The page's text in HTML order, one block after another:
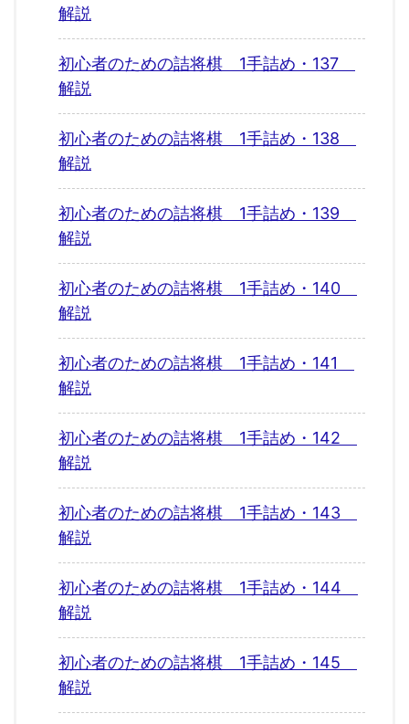
解説
初心者のための詰将棋 1手詰め・137
解説
初心者のための詰将棋 1手詰め・138
解説
初心者のための詰将棋 1手詰め・139
解説
初心者のための詰将棋 1手詰め・140
解説
初心者のための詰将棋 1手詰め・141
解説
初心者のための詰将棋 1手詰め・142
解説
初心者のための詰将棋 1手詰め・143
解説
初心者のための詰将棋 1手詰め・144
解説
初心者のための詰将棋 1手詰め・145
解説